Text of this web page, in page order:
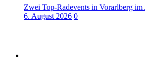
Zwei Top-Radevents in Vorarlberg im
6. August 2026 0